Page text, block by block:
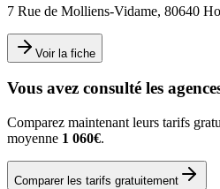
7 Rue de Molliens-Vidame, 80640
Voir la fiche
Vous avez consulté les
Comparez maintenant leurs tarifs
moyenne 1 060€.
Comparer les tarifs gratuitement